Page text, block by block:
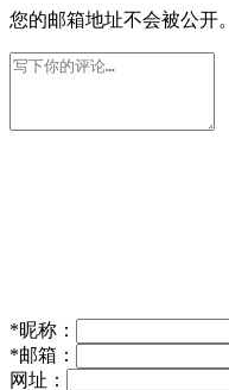
您的邮箱地址不会被公开。
*昵称：
*邮箱：
网址：